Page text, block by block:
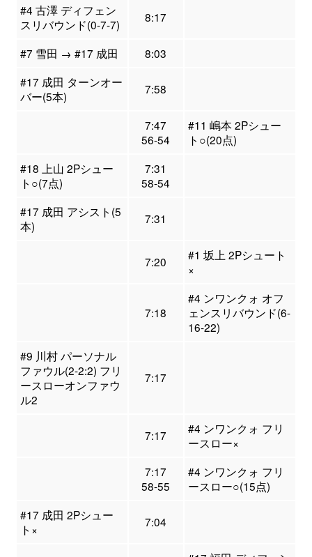
#4 古澤 ディフェン
スリバウンド(0-7-7)
8:17
#7 雪田 → #17 成田
8:03
#17 成田 ターンオー
バー(5本)
7:58
7:47
56-54
#11 嶋本 2Pシュー
ト○(20点)
#18 上山 2Pシュー
ト○(7点)
7:31
58-54
#17 成田 アシスト(5
本)
7:31
7:20
#1 坂上 2Pシュート
×
7:18
#4 ンワンクォ オフ
ェンスリバウンド(6-
16-22)
#9 川村 パーソナル
ファウル(2-2:2) フリ
ースローオンファウ
ル2
7:17
7:17
#4 ンワンクォ フリ
ースロー×
7:17
58-55
#4 ンワンクォ フリ
ースロー○(15点)
#17 成田 2Pシュー
ト×
7:04